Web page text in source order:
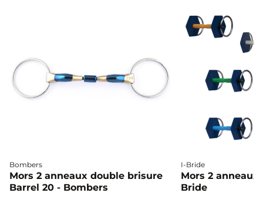
Bombers
Mors 2 anneaux double brisure
Barrel 20 - Bombers
I-Bride
Mors 2
Bride